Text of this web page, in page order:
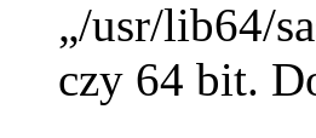
„/usr/lib64/
czy 64 bit.